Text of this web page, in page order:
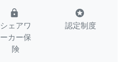
lock
シェアワ
ーカー保
険
stars
認定制度